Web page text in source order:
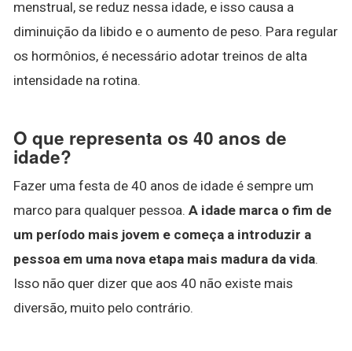
menstrual, se reduz nessa idade, e isso causa a
diminuição da libido e o aumento de peso. Para regular
os hormônios, é necessário adotar treinos de alta
intensidade na rotina.
O que representa os 40 anos de
idade?
Fazer uma festa de 40 anos de idade é sempre um
marco para qualquer pessoa. A idade marca o fim de
um período mais jovem e começa a introduzir a
pessoa em uma nova etapa mais madura da vida.
Isso não quer dizer que aos 40 não existe mais
diversão, muito pelo contrário.